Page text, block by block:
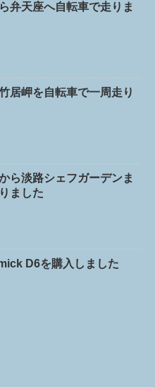
弁天座へ自転車で走りま
居岬を自転車で一周走り
ら淡路シェフガーデンま
ました
D6を購入しました